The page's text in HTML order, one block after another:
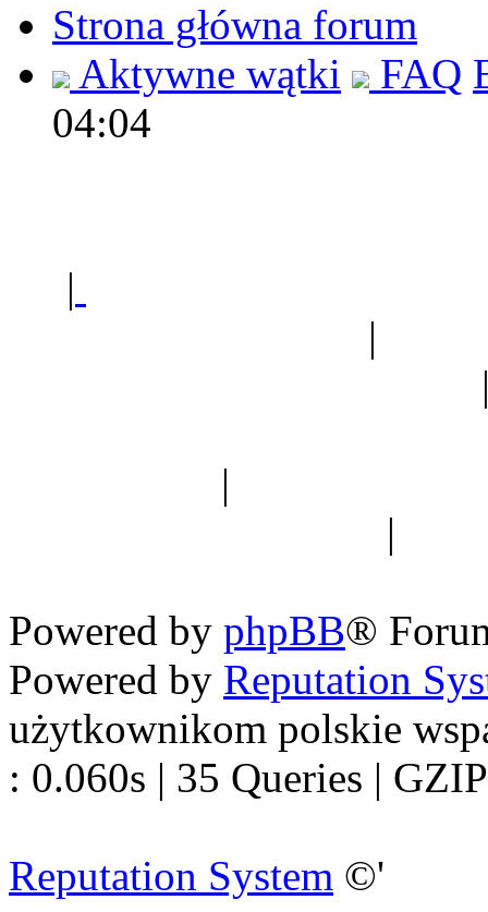
Strona główna forum
Aktywne wątki
FAQ
04:04
|
|
|
|
Powered by phpBB®
Powered by Reputation
użytkownikom polskie
: 0.060s | 35 Queries |
Reputation System ©'